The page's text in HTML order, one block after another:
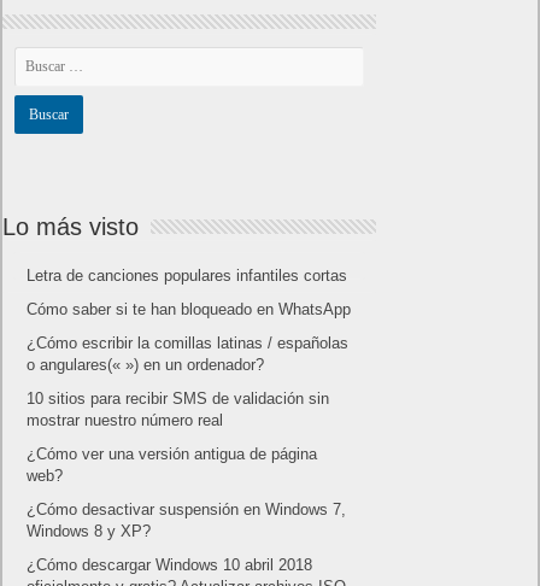
Lo más visto
Letra de canciones populares infantiles cortas
Cómo saber si te han bloqueado en WhatsApp
¿Cómo escribir la comillas latinas / españolas
o angulares(« ») en un ordenador?
10 sitios para recibir SMS de validación sin
mostrar nuestro número real
¿Cómo ver una versión antigua de página
web?
¿Cómo desactivar suspensión en Windows 7,
Windows 8 y XP?
¿Cómo descargar Windows 10 abril 2018